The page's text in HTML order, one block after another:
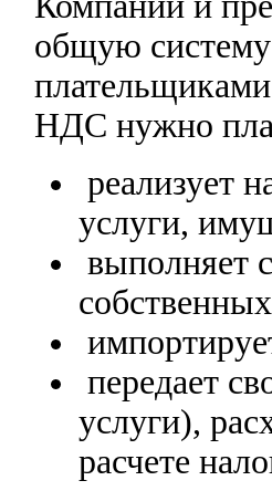
общую
НДС нужно
реализует
услуги,
выполняет
передает
услуги),
расчете